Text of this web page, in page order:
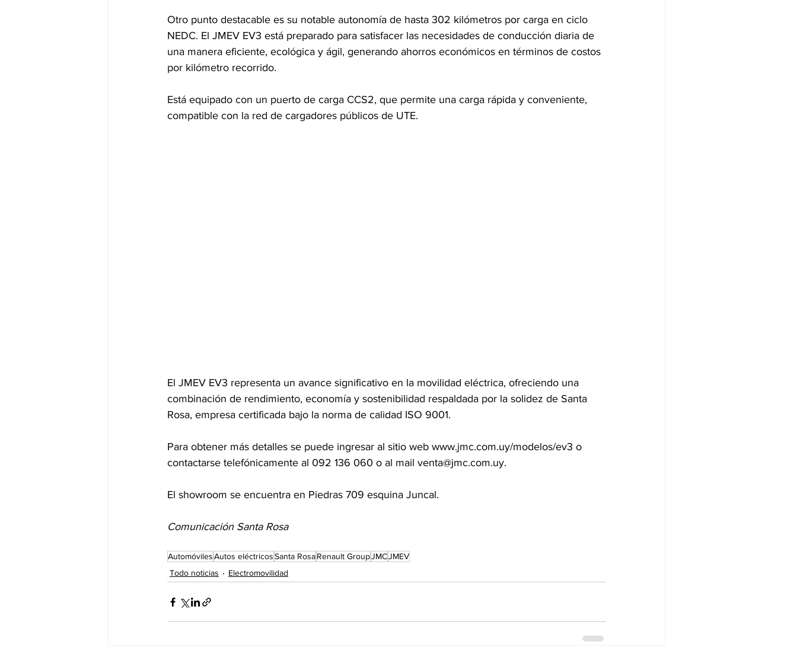
Otro punto destacable es su notable autonomía de hasta 302 kilómetros por carga en ciclo
NEDC. El JMEV EV3 está preparado para satisfacer las necesidades de conducción diaria de
una manera eficiente, ecológica y ágil, generando ahorros económicos en términos de costos
por kilómetro recorrido.
Está equipado con un puerto de carga CCS2, que permite una carga rápida y conveniente,
compatible con la red de cargadores públicos de UTE.
El JMEV EV3 representa un avance significativo en la movilidad eléctrica, ofreciendo una
combinación de rendimiento, economía y sostenibilidad respaldada por la solidez de Santa
Rosa, empresa certificada bajo la norma de calidad ISO 9001.
Para obtener más detalles se puede ingresar al sitio web www.jmc.com.uy/modelos/ev3 o
contactarse telefónicamente al 092 136 060 o al mail venta@jmc.com.uy.
El showroom se encuentra en Piedras 709 esquina Juncal.
Comunicación Santa Rosa
AutomóvilesAutos eléctricosSanta RosaRenault GroupJMCJMEV
Todo noticias
Electromovilidad